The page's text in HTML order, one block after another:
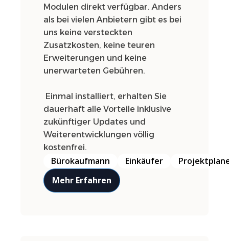
Modulen direkt verfügbar. Anders
als bei vielen Anbietern gibt es bei
uns keine versteckten
Zusatzkosten, keine teuren
Erweiterungen und keine
unerwarteten Gebühren.
Einmal installiert, erhalten Sie
dauerhaft alle Vorteile inklusive
zukünftiger Updates und
Weiterentwicklungen völlig
kostenfrei.
Bürokaufmann Einkäufer
Mehr Erfahren